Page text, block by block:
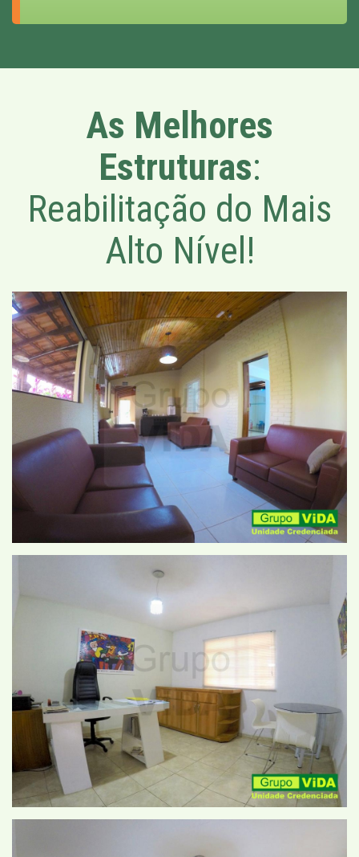
As Melhores
Estruturas:
Reabilitação do Mais
Alto Nível!